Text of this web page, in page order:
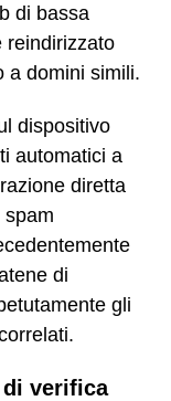
di bassa
reindirizzato
a domini simili.
dispositivo
automatici a
diretta
spam
di
gli
verifica